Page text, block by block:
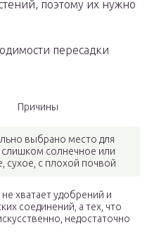
поэтому их нужно
пересадки
Причины
выбрано место для
слишком солнечное или
сухое, с плохой почвой
хватает удобрений и
соединений, а тех, что
недостаточно